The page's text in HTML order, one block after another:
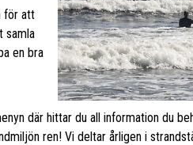
för att
samla
en bra
där hittar du all information du
ren! Vi deltar årligen i